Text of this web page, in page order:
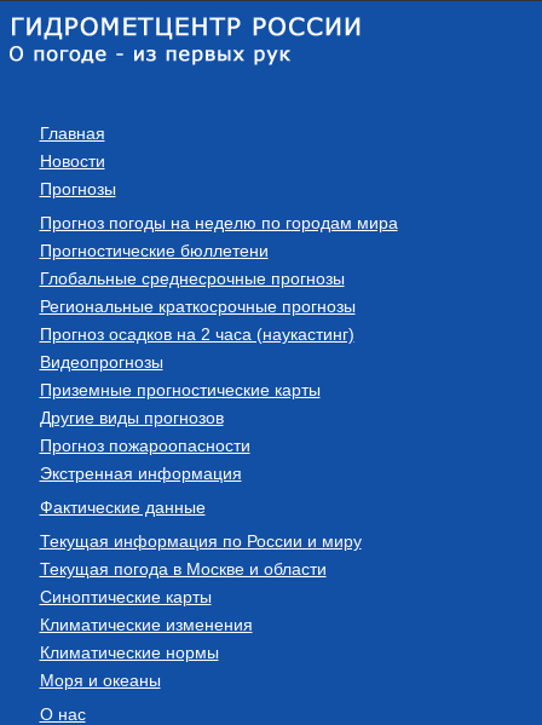
Главная
Новости
Прогнозы
Прогноз погоды на неделю по городам мира
Прогностические бюллетени
Глобальные среднесрочные прогнозы
Региональные краткосрочные прогнозы
Прогноз осадков на 2 часа (наукастинг)
Видеопрогнозы
Приземные прогностические карты
Другие виды прогнозов
Прогноз пожароопасности
Экстренная информация
Фактические данные
Текущая информация по России и миру
Текущая погода в Москве и области
Синоптические карты
Климатические изменения
Климатические нормы
Моря и океаны
О нас